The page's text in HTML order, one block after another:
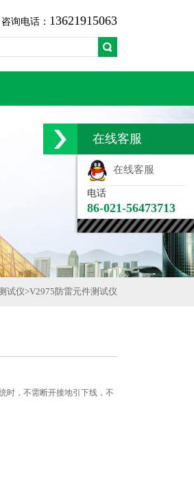
咨询电话： 13621915063
试仪>V2975防雷元件测试仪
时，不需断开接地引下线，不
在线客服
在线客服
电话
86-021-56473713